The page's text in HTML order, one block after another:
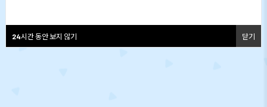
24시간 동안 보지 않기 닫기